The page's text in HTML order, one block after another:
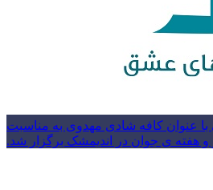
عنوان کافه شادی مهدوی به مناسبت
هفته ی جوان در اندیمشک برگزار شد.